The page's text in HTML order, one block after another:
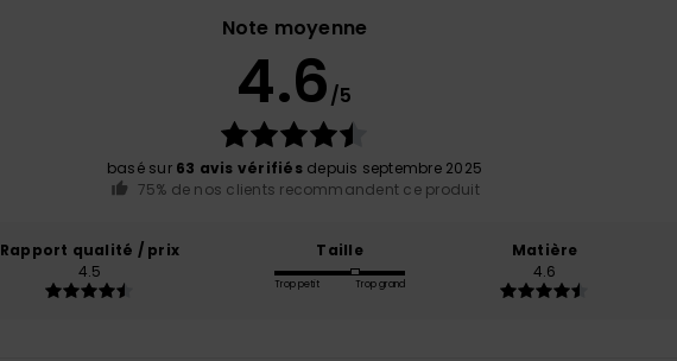
Note moyenne
4.6/5
basé sur 63 avis vérifiésdepuis septembre 2025
75% de nos clients recommandent ce produit
Rapport qualité / prix
4.5
Taille
Trop petit Trop grand
Matière
4.6